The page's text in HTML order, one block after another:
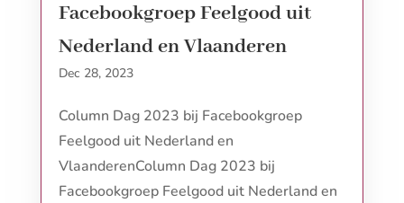
Facebookgroep Feelgood uit
Nederland en Vlaanderen
Dec 28, 2023
Column Dag 2023 bij Facebookgroep
Feelgood uit Nederland en
VlaanderenColumn Dag 2023 bij
Facebookgroep Feelgood uit Nederland en